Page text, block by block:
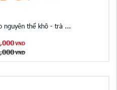
nguyên thể khô - trà ...
VND
VND